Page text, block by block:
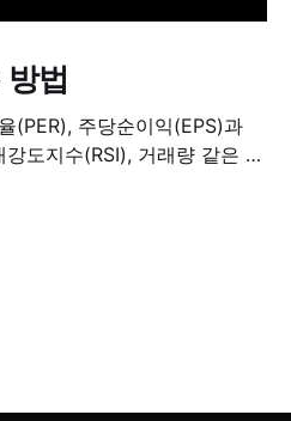
법
(PER), 주당순이익(EPS)과
도지수(RSI), 거래량 같은 기
는 과정입니다. 하나의 지표